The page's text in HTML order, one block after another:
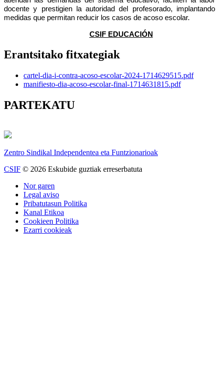
docente y prestigien la autoridad del profesorado, implantando
medidas que permitan reducir los casos de acoso escolar.
CSIF EDUCACIÓN
Erantsitako fitxategiak
cartel-dia-i-contra-acoso-escolar-2024-1714629515.pdf
manifiesto-dia-acoso-escolar-final-1714631815.pdf
PARTEKATU
Zentro Sindikal Independentea eta Funtzionarioak
CSIF © 2026 Eskubide guztiak erreserbatuta
Nor garen
Legal aviso
Pribatutasun Politika
Kanal Etikoa
Cookieen Politika
Ezarri cookieak